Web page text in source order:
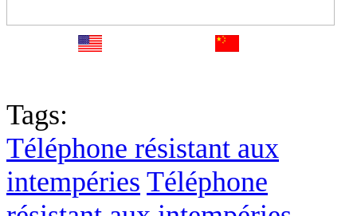
Tags:
Téléphone résistant aux
intempéries Téléphone